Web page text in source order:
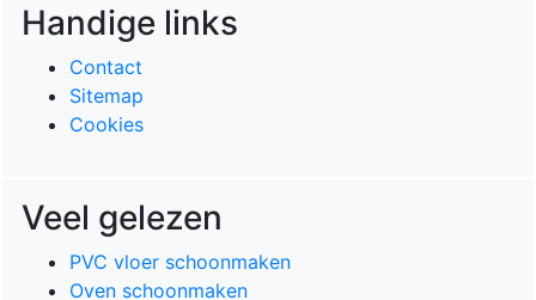
Handige links
Contact
Sitemap
Cookies
Veel gelezen
PVC vloer schoonmaken
Oven schoonmaken